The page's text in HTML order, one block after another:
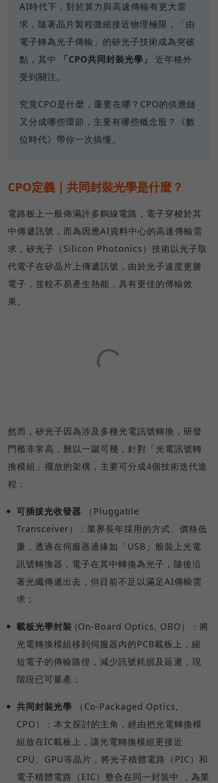
AI時代下，對於算力與高速傳輸有更大需
求，隨著晶片製程微縮接近物理極限，「由
電子轉為光子傳輸」的矽光子技術成為突破
點，其中
「CPO共同封裝光學」
近年格外
受到關注。
究竟CPO是什麼，重要在哪？CPO的供應鏈
又分成哪些環節，主要有哪些概念股？《數
位時代》帶你一次搞懂。
CPO定義｜共同封裝光學是什麼？
電路板上一般佈滿許多銅線電路，電子穿梭於其
中傳遞訊號，而為因應AI資料中心的高速傳輸需
求，矽光子（Silicon Photonics）技術以光子取
代電子在矽晶片上傳遞訊號，由於光子速度更勝
電子，並較不易產生熱能，具有更佳的傳輸效
果。
然而，矽光子因為涉及多種光電訊號轉換，研發
門檻非常高，難以一蹴可幾，針對「光電訊號轉
換模組」擺放的架構，主要可分成4個技術迭代進
程：
可插拔光收發器 （Pluggable
Transceiver）：業界長年採用的方式、價格低
廉，透過在伺服器邊緣如「USB」般裝上光電
訊號轉換器，電子在其中轉換為光子，隨後沿
著光纖傳遞出去，但目前不足以滿足AI傳輸需
求；
載板光學封裝 (On-Board Optics, OBO）：將
光電轉換模組移到伺服器內的PCB載板上，縮
短電子的傳輸路徑，減少訊號耗損及延遲，現
階段已可量產；
共同封裝光學 （Co-Packaged Optics,
CPO）：本文探討的主角，經由把光電轉換模
組放在IC載板上，讓光電轉換模組更接近
CPU、GPU等晶片，將光子積體電路（PIC）和
電子積體電路（EIC）整合在同一封裝中 ，為業